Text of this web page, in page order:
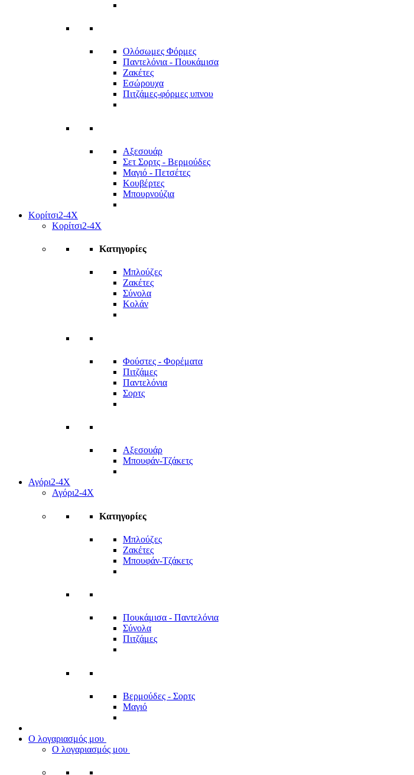
Ολόσωμες Φόρμες
Παντελόνια - Πουκάμισα
Ζακέτες
Εσώρουχα
Πιτζάμες-φόρμες υπνου
Αξεσουάρ
Σετ Σορτς - Βερμούδες
Μαγιό - Πετσέτες
Κουβέρτες
Μπουρνούζια
Κορίτσι2-4Χ
Κορίτσι2-4Χ
Κατηγορίες
Μπλούζες
Ζακέτες
Σύνολα
Κολάν
Φούστες - Φορέματα
Πιτζάμες
Παντελόνια
Σορτς
Αξεσουάρ
Μπουφάν-Τζάκετς
Αγόρι2-4Χ
Αγόρι2-4Χ
Κατηγορίες
Μπλούζες
Ζακέτες
Μπουφάν-Τζάκετς
Πουκάμισα - Παντελόνια
Σύνολα
Πιτζάμες
Βερμούδες - Σορτς
Μαγιό
Ο λογαριασμός μου
Ο λογαριασμός μου